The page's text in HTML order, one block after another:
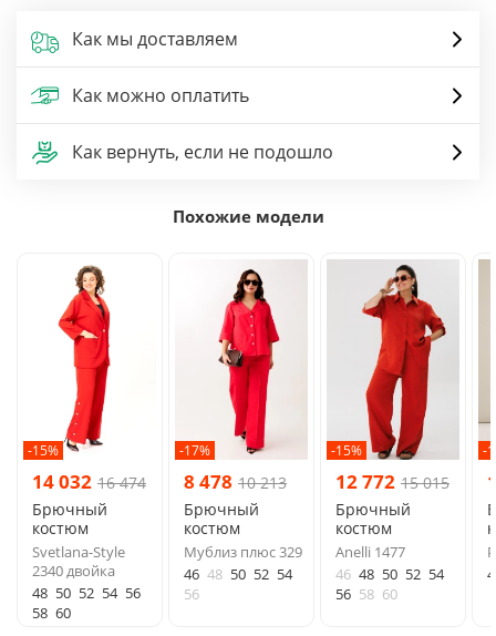
Как мы доставляем
Как можно оплатить
Как вернуть, если не подошло
Похожие модели
-15%
14 032 16 474
Брючный
костюм
Svetlana-Style
2340 двойка
48 50 52 54 56
58 60
-17%
8 478 10 213
Брючный
костюм
Мублиз плюс 329
46 48 50 52 54
56
-15%
12 772 15 015
Брючный
костюм
Anelli 1477
46 48 50 52 54
56 58 60
-